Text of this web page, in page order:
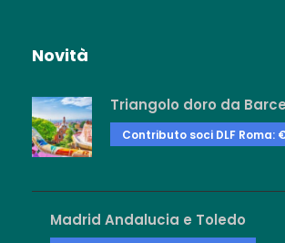
Novità
Triangolo doro da
Contributo soci DLF Roma:
Madrid Andalucia e Toledo